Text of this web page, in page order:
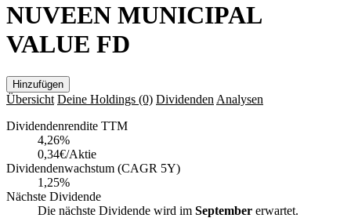
NUVEEN MUNICIPAL
VALUE FD
Hinzufügen
Übersicht Deine Holdings (0) Dividenden Analysen
Dividendenrendite TTM
4,26%
0,34€/Aktie
Dividendenwachstum (CAGR 5Y)
1,25%
Nächste Dividende
Die nächste Dividende wird im September erwartet.